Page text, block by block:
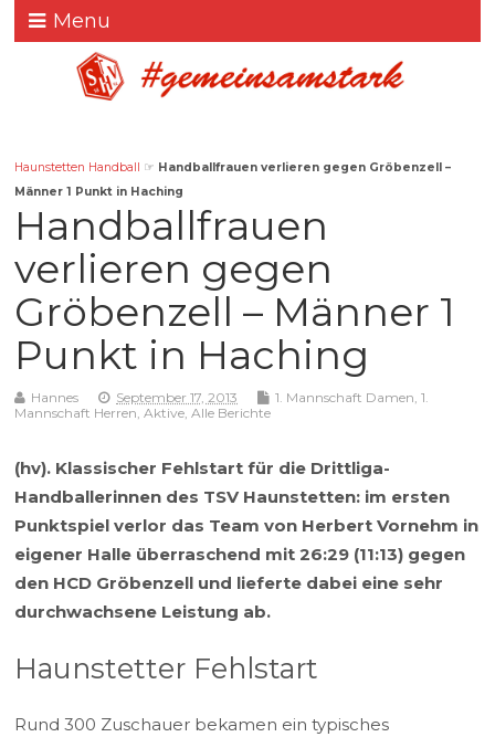
Menu
Haunstetten Handball ☞ Handballfrauen verlieren gegen Gröbenzell –
Männer 1 Punkt in Haching
Handballfrauen
verlieren gegen
Gröbenzell – Männer 1
Punkt in Haching
Hannes September 17, 2013 1. Mannschaft Damen ,1.
Mannschaft Herren ,Aktive ,Alle Berichte
(hv). Klassischer Fehlstart für die Drittliga-
Handballerinnen des TSV Haunstetten: im ersten
Punktspiel verlor das Team von Herbert Vornehm in
eigener Halle überraschend mit 26:29 (11:13) gegen
den HCD Gröbenzell und lieferte dabei eine sehr
durchwachsene Leistung ab.
Haunstetter Fehlstart
Rund 300 Zuschauer bekamen ein typisches